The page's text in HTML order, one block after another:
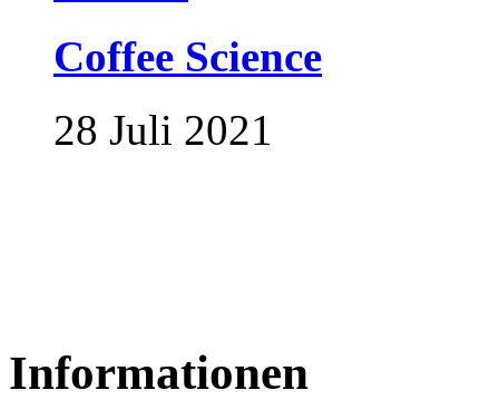
Coffee Science
28 Juli 2021
Informationen